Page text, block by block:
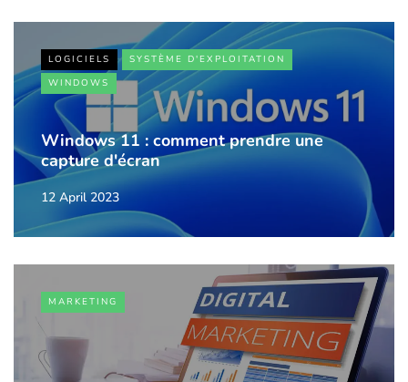
LOGICIELS
SYSTÈME D'EXPLOITATION
WINDOWS
Windows 11 : comment prendre une
capture d'écran
12 April 2023
MARKETING